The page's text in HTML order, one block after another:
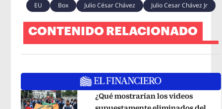
EU Box Julio César Chávez Julio Cesar Chávez Jr
CONTENIDO RELACIONADO
¿Qué mostrarían los videos